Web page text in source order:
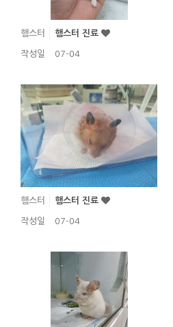
햄스터 햄스터 진료
작성일 07-04
햄스터 햄스터 진료
작성일 07-04